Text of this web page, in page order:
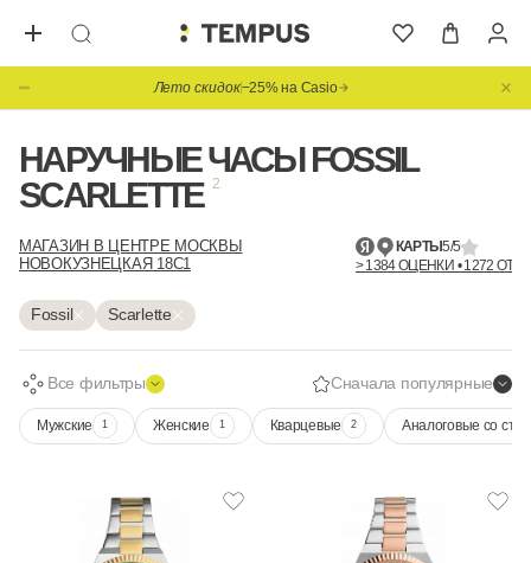
Лето скидок−25% на Casio
НАРУЧНЫЕ ЧАСЫ FOSSIL
SCARLETTE 2
МАГАЗИН В ЦЕНТРЕ МОСКВЫ
НОВОКУЗНЕЦКАЯ 18С1
КАРТЫ5/5
> 1384 ОЦЕНКИ • 1272
Fossil Scarlette
Все фильтры Сначала популярные
Мужские 1 Женские 1 Кварцевые 2 Аналоговые со